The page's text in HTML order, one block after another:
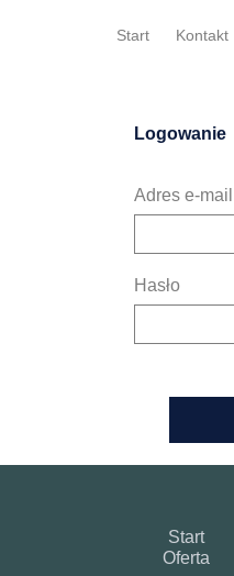
Start Kontakt
Logowanie
Adres e-mail
Hasło
Start
Oferta